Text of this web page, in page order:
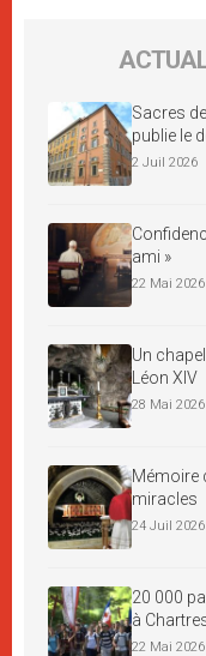
Sacres
publie le
2 Juil 2026
ami »
22 Mai 2026
Un
Léon XIV
28 Mai 2026
Mémoire
miracles
24 Juil 2026
20 000
à
22 Mai 2026